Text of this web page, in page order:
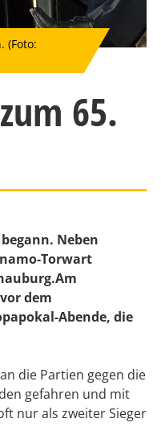
(Foto:
65.
Neben
Torwart
dem
Abende, die
die Partien gegen die
gefahren und mit
nur als zweiter Sieger